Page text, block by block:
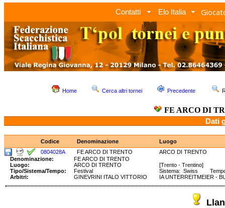
Contatti Elo Italia
Home Cerca altri tornei Precedente
FE ARCO DI
Dati
Codice Denominazione
Luogo
0804028A
FE ARCO DI TRENTO
ARCO DI TRENTO
Denominazione:
FE ARCO DI TRENTO
Luogo:
ARCO DI TRENTO
[Trento - Trentino]
Tipo/Sistema/Tempo:
Festival
Sistema: Swiss Tempo:
Arbitri:
GINEVRINI ITALO VITTORIO IA UNTERREITMEIER -